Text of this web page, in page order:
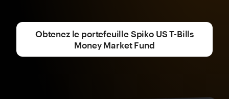
Obtenez le portefeuille Spiko US T-Bills
Money Market Fund